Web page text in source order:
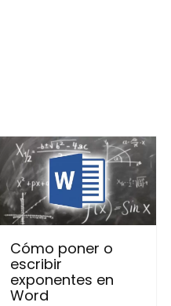
Cómo poner o
escribir
exponentes en
Word